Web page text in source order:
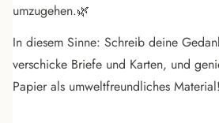
umzugehen.🌿
In diesem Sinne: Schreib deine
verschicke Briefe und Karten, und
Papier als umweltfreundliches